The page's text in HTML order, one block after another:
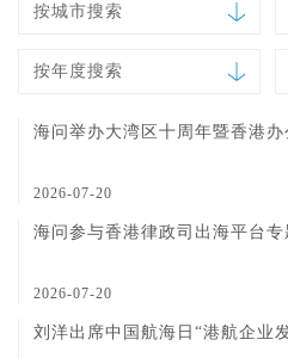
按城市搜索
按年度搜索
海问举办大湾区十周年暨香港
2026-07-20
海问参与香港律政司出海平台专
2026-07-20
刘洋出席中国航海日“港航企业